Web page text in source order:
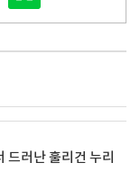
드러난 훌리건 누리